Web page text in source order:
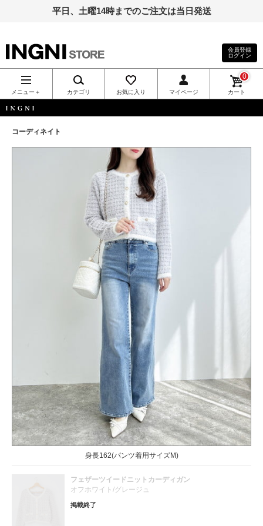
平日、土曜14時までのご注文は当日発送
INGNI（イン
グ）公式通
販｜INGNI
STORE
会員登録
ログイン
メニュー＋ カテゴリ お気に入り マイページ カート
0
コーディネイト
身長162(パンツ着用サイズM)
フェザーツイードニットカーディガン
オフホワイト/グレージュ
掲載終了